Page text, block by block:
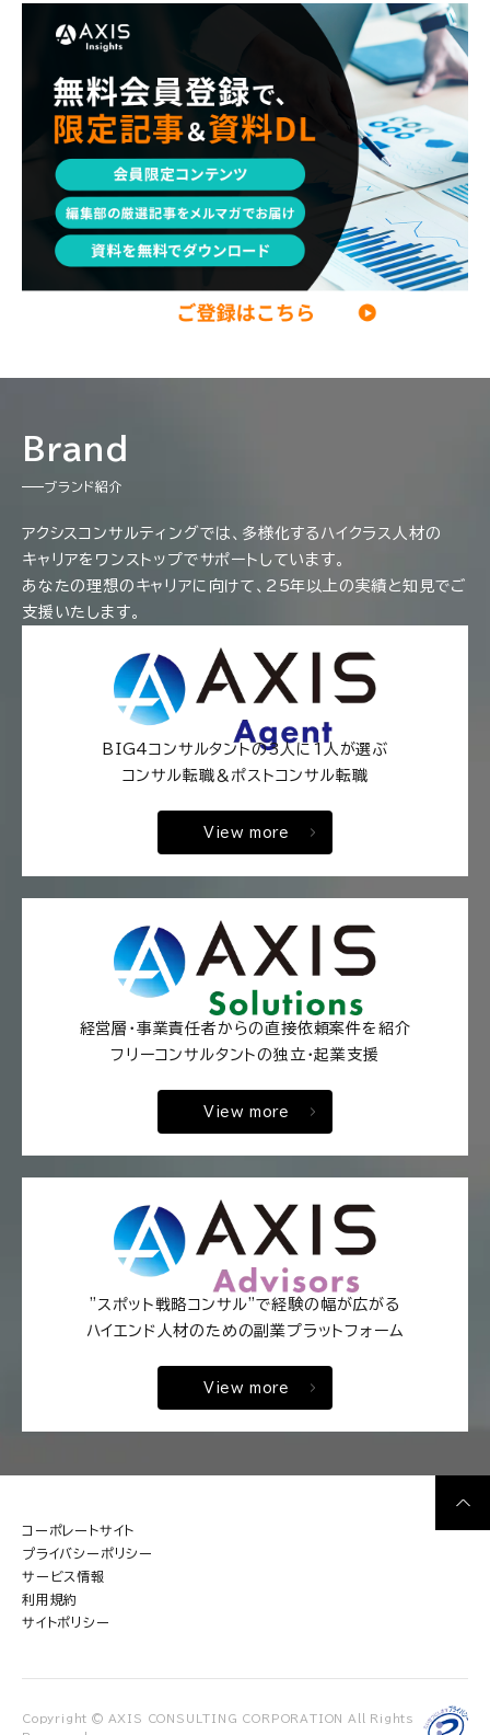
エンジニア 調査レポート 独立・フリーランス
パートナー
コンサル現場論 経営企画・事業企画 メンタルケア
パラレルキャリア ワークライフバランス 移住・二拠点生活 AI活用
DX・テクノロジー リスキリング・資格 M&A・ファイナンス
Brand
ブランド紹介
アクシスコンサルティングでは、多様化するハイクラス人材の
キャリアをワンストップでサポートしています。
あなたの理想のキャリアに向けて、25年以上の実績と知見でご
支援いたします。
BIG4コンサルタントの3人に1人が選ぶ
コンサル転職＆ポストコンサル転職
View more
経営層・事業責任者からの直接依頼案件を紹介
フリーコンサルタントの独立・起業支援
View more
"スポット戦略コンサル"で経験の幅が広がる
ハイエンド人材のための副業プラットフォーム
View more
コーポレートサイト
プライバシーポリシー
サービス情報
利用規約
サイトポリシー
Copyright © AXIS CONSULTING CORPORATION All Rights